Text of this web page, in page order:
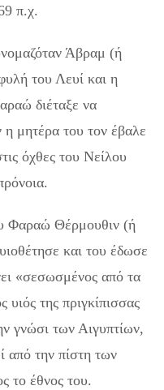
π.χ.
Άβραμ (ή
του Λευί και η
διέταξε να
μητέρα του τον έβαλε
όχθες του Νείλου
Φαραώ Θέρμουθιν (ή
και του έδωσε
«σεσωσμένος από τα
της πριγκίπισσας
γνώσι των Αιγυπτίων,
από την πίστη των
το έθνος του.